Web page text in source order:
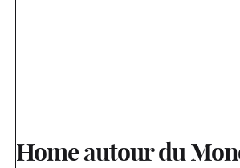
Home autour du